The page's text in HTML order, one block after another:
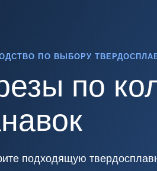
ПО ВЫБОРУ
по
подходящую